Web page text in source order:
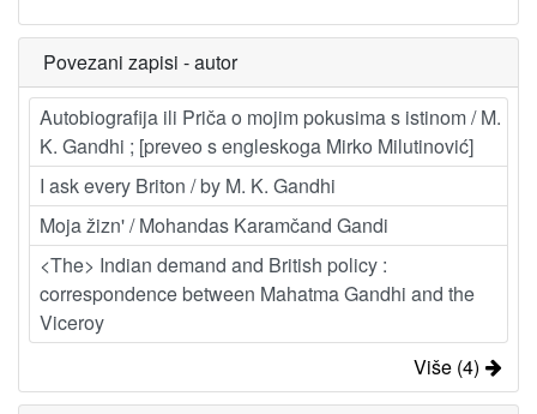
Povezani zapisi - autor
Autobiografija ili Priča o mojim pokusima s istinom / M.
K. Gandhi ; [preveo s engleskoga Mirko Milutinović]
I ask every Briton / by M. K. Gandhi
Moja žizn' / Mohandas Karamčand Gandi
<The> Indian demand and British policy :
correspondence between Mahatma Gandhi and the
Viceroy
Više (4)